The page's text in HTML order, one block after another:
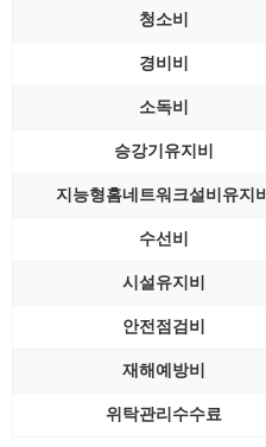
청소비
경비비
소독비
승강기유지비
지능형홈네트워크설비유지비
수선비
시설유지비
안전점검비
재해예방비
위탁관리수수료